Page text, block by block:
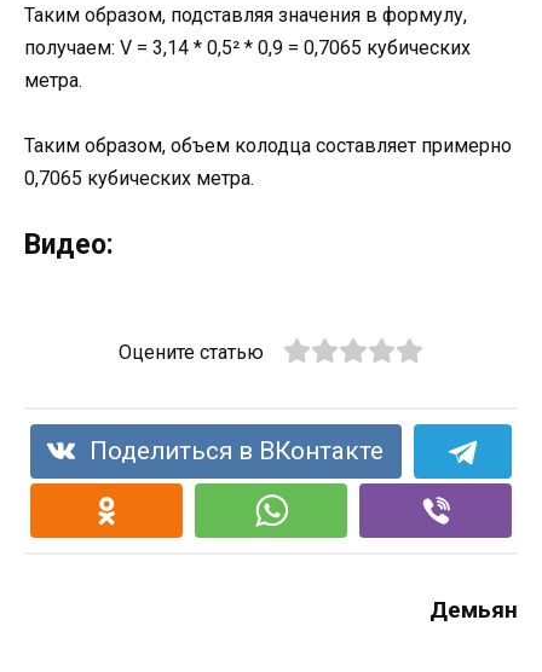
Таким образом, подставляя значения в формулу,
получаем: V = 3,14 * 0,5² * 0,9 = 0,7065 кубических
метра.
Таким образом, объем колодца составляет примерно
0,7065 кубических метра.
Видео:
Оцените статью
Поделиться в ВКонтакте
Демьян